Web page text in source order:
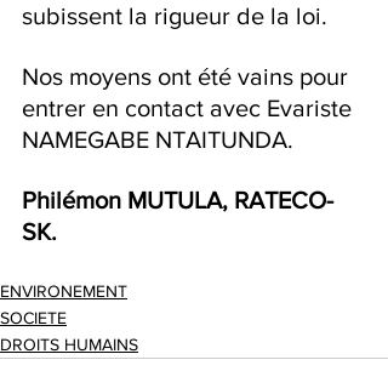
subissent la rigueur de la loi.
Nos moyens ont été vains pour
entrer en contact avec Evariste
NAMEGABE NTAITUNDA.
Philémon MUTULA, RATECO-
SK.
ENVIRONEMENT
SOCIETE
DROITS HUMAINS